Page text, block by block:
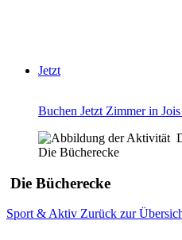
Jetzt
Buchen Jetzt Zimmer in
Die Bücherecke
Die Bücherecke
Sport & Aktiv Zurück zur